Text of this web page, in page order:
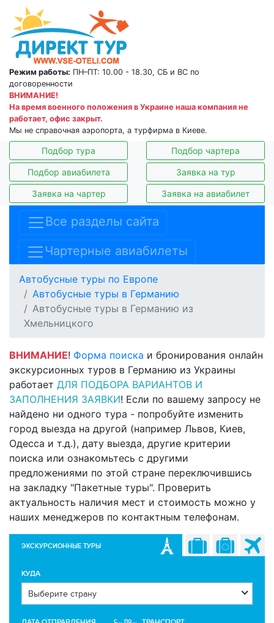
Режим работы: ПН–ПТ: 10.00 - 18.30, СБ и ВС по
договоренности
ВНИМАНИЕ!
На время военного положения в Украине наша компания не
работает, офис закрыт.
Мы не справочная аэропорта, а турфирма в Киеве.
Подбор тура Подбор чартера
Подбор авиабилета Заявка на тур
Заявка на чартер Заявка на авиабилет
Все разделы сайта
Чартерные авиабилеты
Автобусные туры по Европе
Автобусные туры в Германию
Автобусные туры в Германию из
Хмельницкого
ВНИМАНИЕ! Форма поиска и бронирования онлайн
экскурсионных туров в Германию из Украины
работает ДЛЯ ПОДБОРА ВАРИАНТОВ И
ЗАПОЛНЕНИЯ ЗАЯВКИ! Если по вашему запросу не
найдено ни одного тура - попробуйте изменить
город выезда на другой (например Львов, Киев,
Одесса и т.д.), дату выезда, другие критерии
поиска или ознакомьтесь с другими
предложениями по этой стране переключившись
на закладку "Пакетные туры". Проверить
актуальность наличия мест и стоимость можно у
наших менеджеров по контактным телефонам.
ЭКСКУРСИОННЫЕ ТУРЫ
КУДА
с... по...